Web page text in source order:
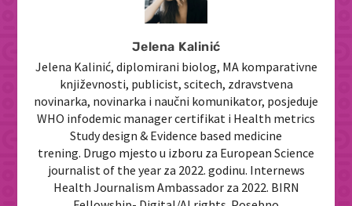
Jelena Kalinić
Jelena Kalinić, diplomirani biolog, MA komparativne
književnosti, publicist, scitech, zdravstvena
novinarka, novinarka i naučni komunikator, posjeduje
WHO infodemic manager certifikat i Health metrics
Study design & Evidence based medicine
trening. Drugo mjesto u izboru za European Science
journalist of the year za 2022. godinu. Internews
Health Journalism Ambassador za 2022. BIRN